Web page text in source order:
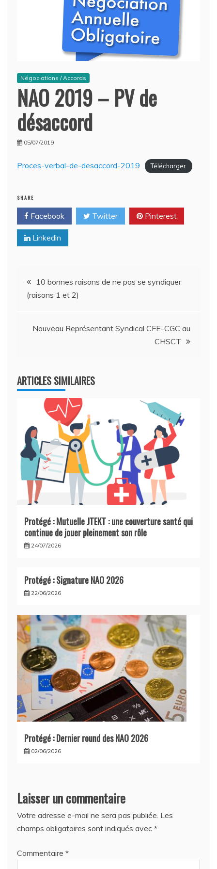
Négociations / Accords
NAO 2019 – PV de
désaccord
05/07/2019
Proces-verbal-de-desaccord-2019 Télécharger
SHARE
Facebook Twitter Pinterest
Linkedin
Navigation
de
l’article
10 bonnes raisons de ne pas se syndiquer
(raisons 1 et 2)
Nouveau Représentant Syndical CFE-CGC au
CHSCT
ARTICLES SIMILAIRES
Protégé : Mutuelle JTEKT : une couverture santé qui
continue de jouer pleinement son rôle
24/07/2026
Protégé : Signature NAO 2026
22/06/2026
Protégé : Dernier round des NAO 2026
02/06/2026
Laisser un commentaire
Votre adresse e-mail ne sera pas publiée. Les
champs obligatoires sont indiqués avec *
Commentaire *